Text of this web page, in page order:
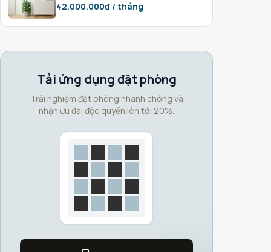
42.000.000đ / tháng
Tải ứng dụng đặt phòng
Trải nghiệm đặt phòng nhanh chóng và
nhận ưu đãi độc quyền lên tới 20%.